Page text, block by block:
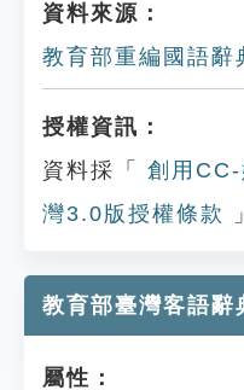
資料來源：
教育部重編國語辭
授權資訊：
資料採「
創用
灣3.0版授權條款
教育部臺灣客語辭
屬性：